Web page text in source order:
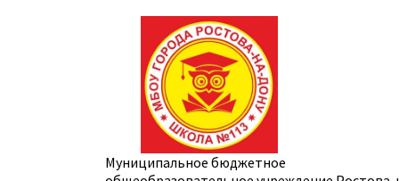
Муниципальное бюджетное